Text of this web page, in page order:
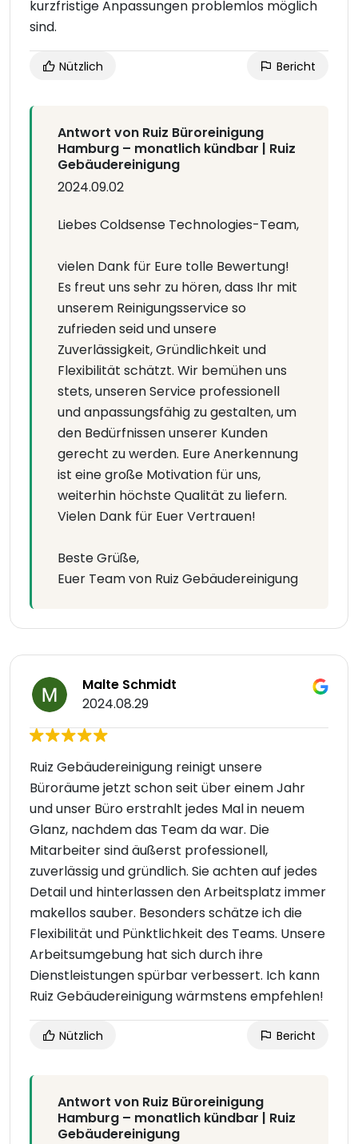
kurzfristige Anpassungen problemlos möglich
sind.
Nützlich Bericht
Antwort von Ruiz Büroreinigung
Hamburg – monatlich kündbar | Ruiz
Gebäudereinigung
2024.09.02
Liebes Coldsense Technologies-Team,
vielen Dank für Eure tolle Bewertung!
Es freut uns sehr zu hören, dass Ihr mit
unserem Reinigungsservice so
zufrieden seid und unsere
Zuverlässigkeit, Gründlichkeit und
Flexibilität schätzt. Wir bemühen uns
stets, unseren Service professionell
und anpassungsfähig zu gestalten, um
den Bedürfnissen unserer Kunden
gerecht zu werden. Eure Anerkennung
ist eine große Motivation für uns,
weiterhin höchste Qualität zu liefern.
Vielen Dank für Euer Vertrauen!
Beste Grüße,
Euer Team von Ruiz Gebäudereinigung
Malte Schmidt
2024.08.29
Ruiz Gebäudereinigung reinigt unsere
Büroräume jetzt schon seit über einem Jahr
und unser Büro erstrahlt jedes Mal in neuem
Glanz, nachdem das Team da war. Die
Mitarbeiter sind äußerst professionell,
zuverlässig und gründlich. Sie achten auf jedes
Detail und hinterlassen den Arbeitsplatz immer
makellos sauber. Besonders schätze ich die
Flexibilität und Pünktlichkeit des Teams. Unsere
Arbeitsumgebung hat sich durch ihre
Dienstleistungen spürbar verbessert. Ich kann
Ruiz Gebäudereinigung wärmstens empfehlen!
Nützlich Bericht
Antwort von Ruiz Büroreinigung
Hamburg – monatlich kündbar | Ruiz
Gebäudereinigung